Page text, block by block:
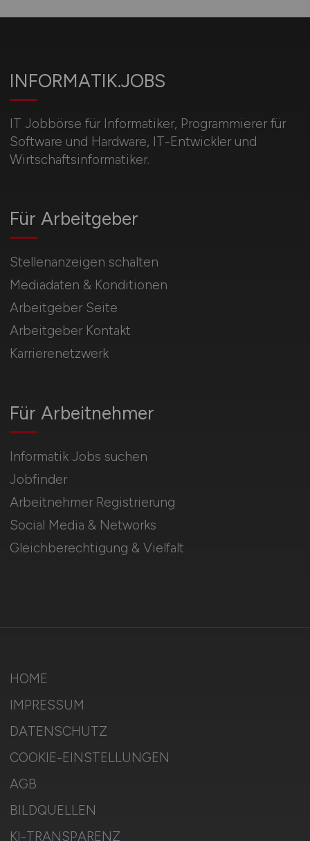
INFORMATIK.JOBS
IT Jobbörse für Informatiker, Programmierer für
Software und Hardware, IT-Entwickler und
Wirtschaftsinformatiker.
Für Arbeitnehmer
Informatik Jobs suchen
Jobfinder
Arbeitnehmer Registrierung
Social Media & Networks
Gleichberechtigung & Vielfalt
Für Arbeitgeber
Stellenanzeigen schalten
Mediadaten & Konditionen
Arbeitgeber Seite
Arbeitgeber Kontakt
Karrierenetzwerk
HOME
IMPRESSUM
DATENSCHUTZ
COOKIE-EINSTELLUNGEN
AGB
BILDQUELLEN
KI-TRANSPARENZ